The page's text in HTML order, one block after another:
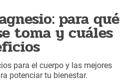
para qué
toma y cuáles
para el cuerpo y las mejores
potenciar tu bienestar.